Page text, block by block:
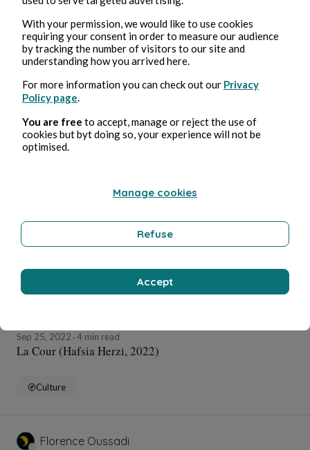
Sep 27, 20224 min read
Garde à vue (Claude Miller, 1981)
Culture
Florence Oussadi
Sep 25, 2022 4 min read
La Cour (Hafsia Herzi, 2022)
Culture
Florence Oussadi
With your permission, we would like to use cookies
requiring your consent in order to measure our audience
by tracking the number of visitors to our site and
understanding how you arrived here.
For more information you can check out our Privacy
Policy page
You are free to accept, manage or reject the use of
cookies but byt doing so, your experience will not be
optimised.
Manage cookies
Refuse
Accept